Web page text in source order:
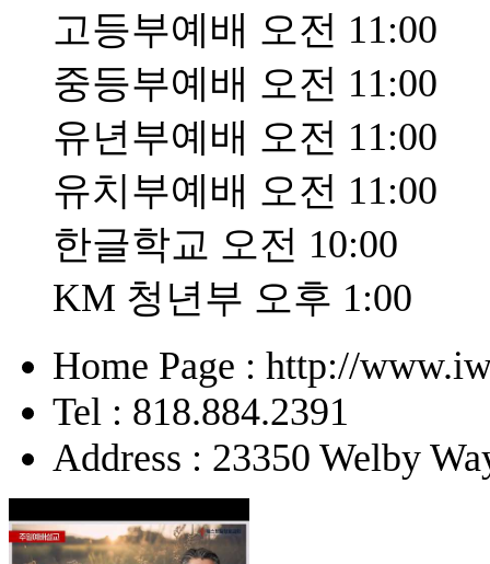
고등부예배 오전 11:00
중등부예배 오전 11:00
유년부예배 오전 11:00
유치부예배 오전 11:00
한글학교 오전 10:00
KM 청년부 오후 1:00
Home Page : http://
Tel : 818.884.2391
Address : 23350 Welby